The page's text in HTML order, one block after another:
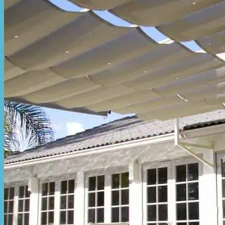
Hòa Phát Đạt
Giới thiệu Hòa Phát Đạt
Sản Phẩm
Sản Phẩm Bạt Che Ngoài Trời
Bạt che nắng mưa
Bạt kéo ngoài trời
Bạt che tự cuốn
Bạt nhựa xanh cam
Bạt sọc 3 màu
Bạt nhựa giá rẻ
Bạt lót ao hồ
Bạt nhựa đen HDPE
Màng chống thấm HDPE
Sản Phẩm Dù Che Ngoài Trời
Dù che nắng
Dù che quán cafe
Dù che sự kiện
Dù lệch tâm